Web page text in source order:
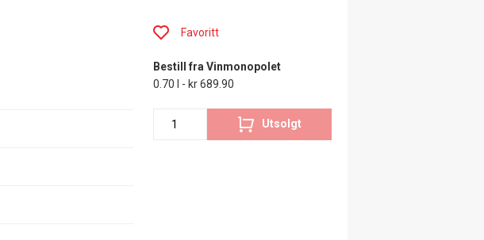
Favoritt
Bestill fra Vinmonopolet
0.70 l - kr 689.90
Utsolgt